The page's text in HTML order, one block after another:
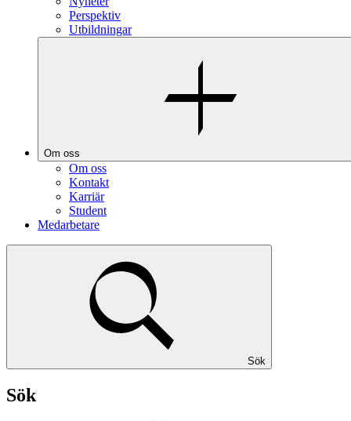
Perspektiv
Utbildningar
Om oss
Om oss
Kontakt
Karriär
Student
Medarbetare
Sök
Sök